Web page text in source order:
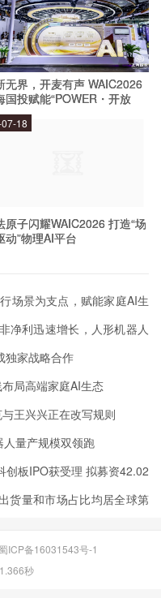
应用范围广泛。
编程逻辑器件供应商，其
高可靠性等特点，应用于
。
片？
芯片厂家，避免选用不可
定性测试，确保芯片性能
无界，开麦有声 WAIC2026
国投赋能“POWER・开放
场成功举办
原子闪耀WAIC2026 打造“场
动”物理AI平台
18
场景为支点，赋能家庭AI生
净利迅速增长，人形机器人
独家战略合作
局高端家庭AI生态
王兴兴正在改写规则
量产规模双领跑
创板IPO获受理 拟募资42.02
货量和市场占比均居全球第
ICP备16031543号-1
秒